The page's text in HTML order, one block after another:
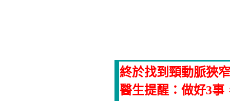
終於找到頸動脈狹
醫生提醒：做好3事